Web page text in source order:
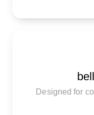
Designed for